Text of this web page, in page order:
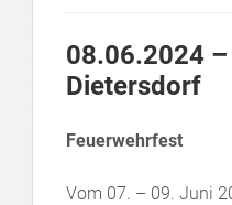
08.06.2024 –
Dietersdorf
Feuerwehrfest
Vom 07. – 09. Juni